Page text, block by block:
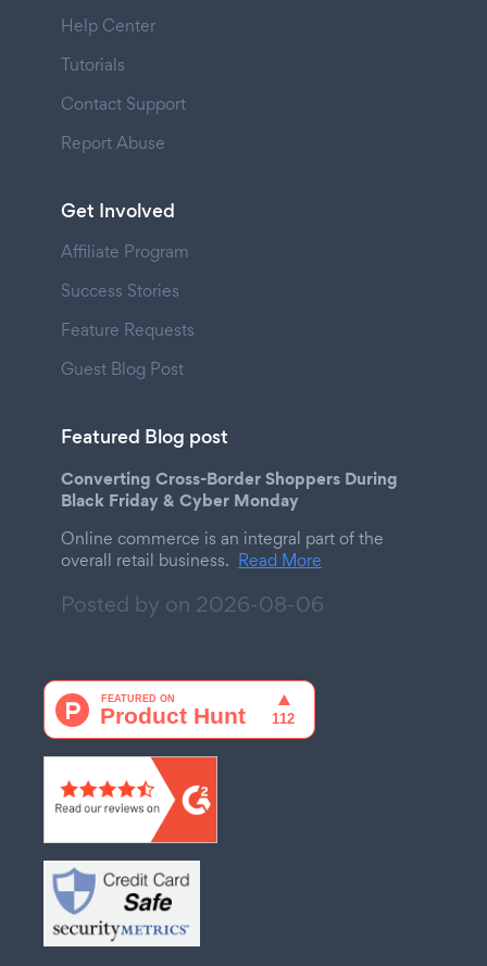
Help Center
Tutorials
Contact Support
Report Abuse
Get Involved
Affiliate Program
Success Stories
Feature Requests
Guest Blog Post
Featured Blog post
Converting Cross-Border Shoppers During
Black Friday & Cyber Monday
Online commerce is an integral part of the
overall retail business. Read More
Posted by on 2026-08-06